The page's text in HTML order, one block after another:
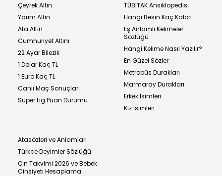
Çeyrek Altın
Yarım Altın
Ata Altın
Cumhuriyet Altını
22 Ayar Bilezik
1 Dolar Kaç TL
1 Euro Kaç TL
Canlı Maç Sonuçları
Süper Lig Puan Durumu
TÜBİTAK Ansiklopedisi
Hangi Besin Kaç Kalori
Eş Anlamlı Kelimeler
Sözlüğü
Hangi Kelime Nasıl Yazılır?
En Güzel Sözler
Metrobüs Durakları
Marmaray Durakları
Erkek İsimleri
Kız İsimleri
Atasözleri ve Anlamları
Türkçe Deyimler Sözlüğü
Çin Takvimi 2026 ve Bebek
Cinsiyeti Hesaplama